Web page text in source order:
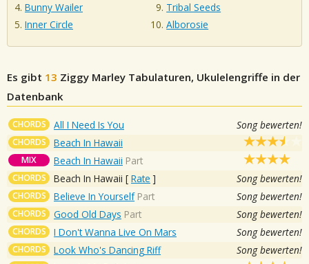
Bunny Wailer
Inner Circle
Tribal Seeds
Alborosie
Es gibt 13 Ziggy Marley Tabulaturen, Ukulelengriffe in der
Datenbank
CHORDS All I Need Is You Song bewerten!
CHORDS Beach In Hawaii
MIX Beach In Hawaii Part
CHORDS Beach In Hawaii [ Rate ] Song bewerten!
CHORDS Believe In Yourself Part Song bewerten!
CHORDS Good Old Days Part Song bewerten!
CHORDS I Don't Wanna Live On Mars Song bewerten!
CHORDS Look Who's Dancing Riff Song bewerten!